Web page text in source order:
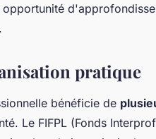
pratique
bénéficie de
Le FIFPL (Fonds